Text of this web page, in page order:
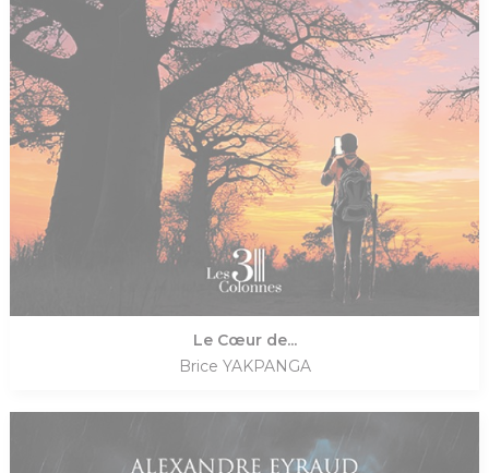
Le Cœur de...
Brice YAKPANGA